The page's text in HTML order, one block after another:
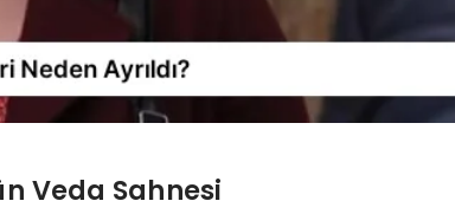
Veda Sahnesi